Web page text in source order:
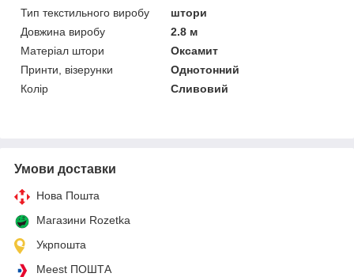
Тип текстильного виробу
штори
Довжина виробу
2.8 м
Матеріал штори
Оксамит
Принти, візерунки
Однотонний
Колір
Сливовий
Умови доставки
Нова Пошта
Магазини Rozetka
Укрпошта
Meest ПОШТА